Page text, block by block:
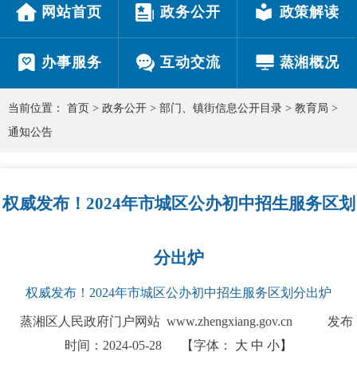
网站首页 政务公开 政策解读
办事服务 互动交流 蒸湘概况
当前位置： 首页 > 政务公开 > 部门、镇街信息公开目录 > 教育局 >
通知公告
权威发布！2024年市城区公办初中招生服务区划
分出炉
权威发布！2024年市城区公办初中招生服务区划分出炉
蒸湘区人民政府门户网站 www.zhengxiang.gov.cn
发布
时间：2024-05-28
【字体： 大 中 小】